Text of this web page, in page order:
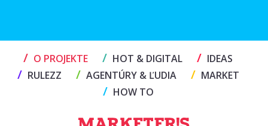
/ O PROJEKTE / HOT & DIGITAL / IDEAS
/ RULEZZ / AGENTÚRY & ĽUDIA / MARKET
/ HOW TO